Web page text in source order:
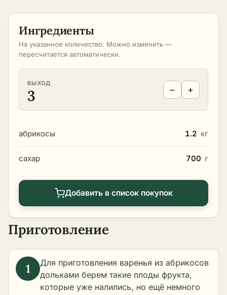
Ингредиенты
На указанное количество. Можно изменить —
пересчитается автоматически.
ВЫХОД
3 − +
абрикосы 1.2 кг
сахар 700 г
Добавить в список покупок
Приготовление
Для приготовления варенья из абрикосов
дольками берем такие плоды фрукта,
которые уже налились, но ещё немного